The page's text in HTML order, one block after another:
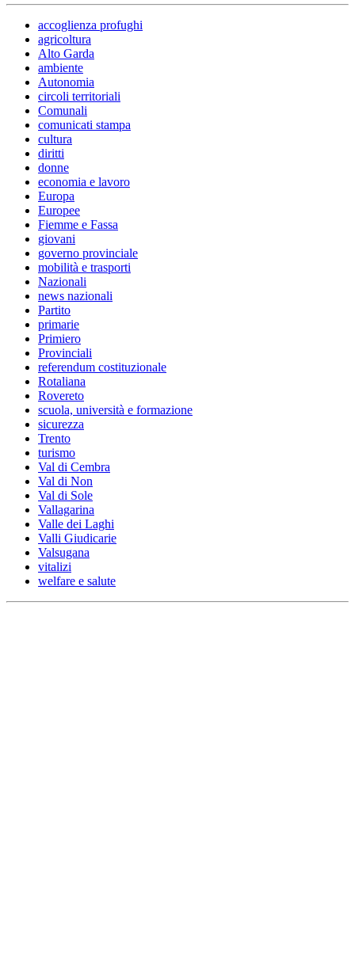
accoglienza profughi
agricoltura
Alto Garda
ambiente
Autonomia
circoli territoriali
Comunali
comunicati stampa
cultura
diritti
donne
economia e lavoro
Europa
Europee
Fiemme e Fassa
giovani
governo provinciale
mobilità e trasporti
Nazionali
news nazionali
Partito
primarie
Primiero
Provinciali
referendum costituzionale
Rotaliana
Rovereto
scuola, università e formazione
sicurezza
Trento
turismo
Val di Cembra
Val di Non
Val di Sole
Vallagarina
Valle dei Laghi
Valli Giudicarie
Valsugana
vitalizi
welfare e salute